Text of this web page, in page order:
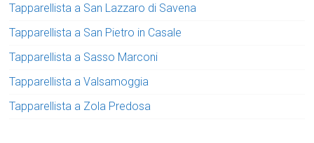
Tapparellista a San Lazzaro di Savena
Tapparellista a San Pietro in Casale
Tapparellista a Sasso Marconi
Tapparellista a Valsamoggia
Tapparellista a Zola Predosa